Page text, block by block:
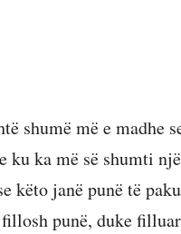
shumë më e madhe
ku ka më së shumti
këto janë punë të
punë, duke